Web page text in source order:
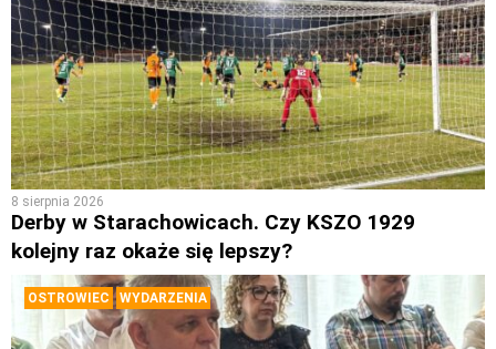
8 sierpnia 2026
Derby w Starachowicach. Czy KSZO 1929
kolejny raz okaże się lepszy?
OSTROWIEC WYDARZENIA